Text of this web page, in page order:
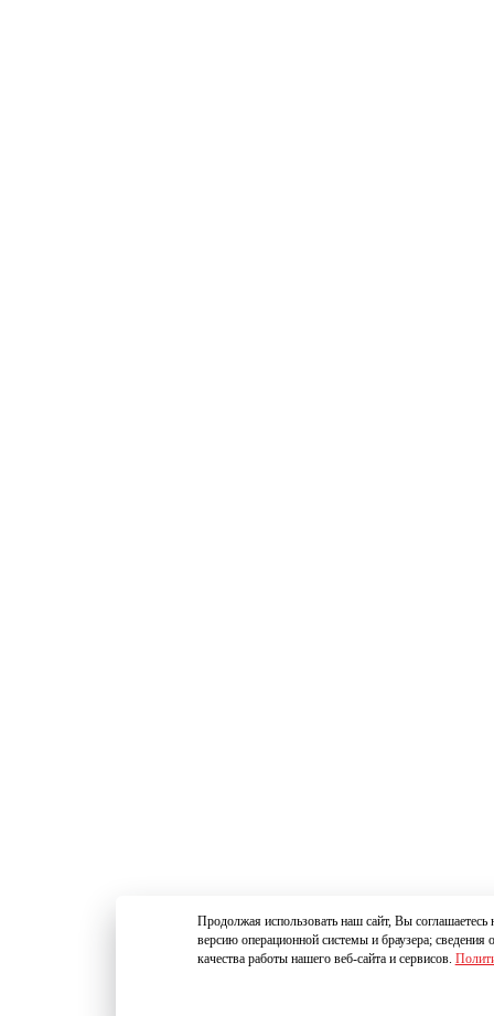
Продолжая использовать наш сайт, Вы
версию операционной системы и браузера;
качества работы нашего веб-сайта и сервисов.